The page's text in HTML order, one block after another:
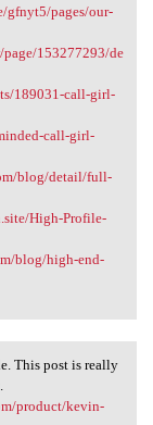
gfnyt5/pages/our-
153277293/de
189031-call-girl-
call-girl-
blog/detail/full-
High-Profile-
blog/high-end-
This post is really
product/kevin-